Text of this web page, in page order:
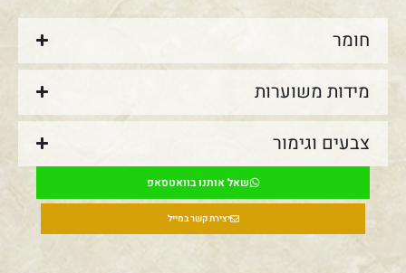
חומר
מידות משוערות
צבעים וגימור
שאל אותנו בוואטסאפ
יצירת קשר במייל